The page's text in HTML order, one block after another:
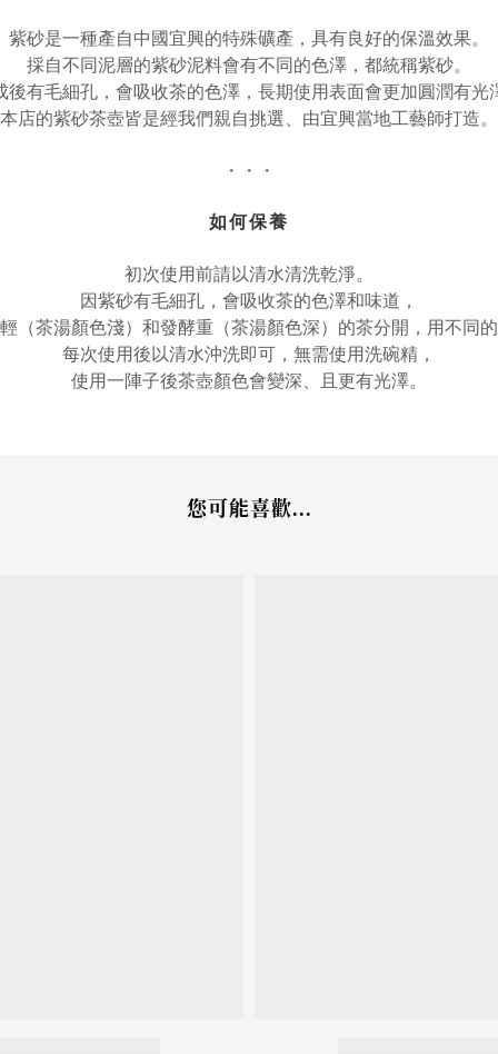
紫砂是一種產自中國宜興的特殊礦產，具有良好的保溫效果。
採自不同泥層的紫砂泥料會有不同的色澤，都統稱紫砂。
後有毛細孔，會吸收茶的色澤，長期使用表面會更加圓潤有光
本店的紫砂茶壺皆是經我們親自挑選、由宜興當地工藝師打造。
・・・
如何保養
初次使用前請以清水清洗乾淨。
因紫砂有毛細孔，會吸收茶的色澤和味道，
（茶湯顏色淺）和發酵重（茶湯顏色深）的茶分開，用不同的
每次使用後以清水沖洗即可，無需使用洗碗精，
使用一陣子後茶壺顏色會變深、且更有光澤。
您可能喜歡...